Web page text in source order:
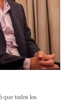
que todos los